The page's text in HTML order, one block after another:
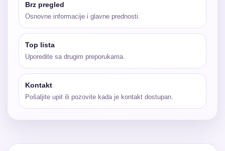
Brz pregled
Osnovne informacije i glavne prednosti.
Top lista
Uporedite sa drugim preporukama.
Kontakt
Pošaljite upit ili pozovite kada je kontakt dostupan.